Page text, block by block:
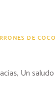
DE COCO
Un saludo